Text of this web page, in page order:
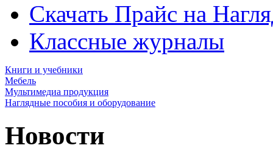
Скачать Прайс на
Классные журналы
Книги и учебники
Мебель
Мультимедиа продукция
Наглядные пособия и оборудование
Новости